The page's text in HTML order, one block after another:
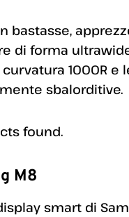
bastasse,
di forma
1000R e
sbalorditive.
found.
M8
smart di